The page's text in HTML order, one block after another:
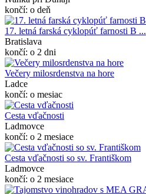
končí: o deň
17. letná farská cyklopúť farnosti B ...
Bratislava
končí: o 2 dni
Večery milosrdenstva na hore
Ladce
končí: o mesiac
Cesta vďačnosti
Ladmovce
končí: o 2 mesiace
Cesta vďačnosti so sv. Františkom
Ladmovce
končí: o 2 mesiace